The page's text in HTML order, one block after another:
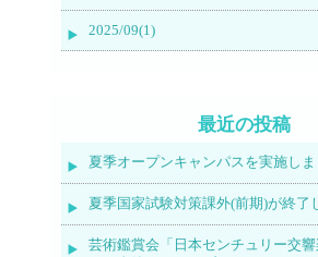
2025/09(1)
最近の投稿
夏季オープンキャンパスを実施し
夏季国家試験対策課外(前期)が終了
芸術鑑賞会「日本センチュリー交